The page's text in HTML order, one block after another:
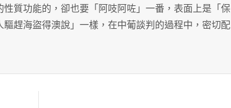
質功能的，卻也要「阿吱阿咗」一番，表面上是「保
趕海盜得澳說」一樣，在中葡談判的過程中，密切配